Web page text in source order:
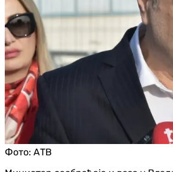
Фото: АТВ